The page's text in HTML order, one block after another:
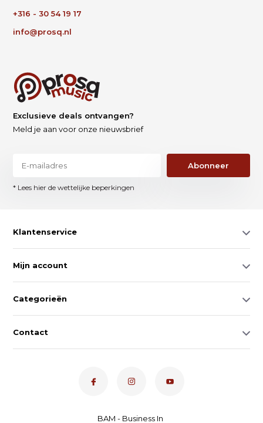
+316 - 30 54 19 17
info@prosq.nl
Exclusieve deals ontvangen?
Meld je aan voor onze nieuwsbrief
Abonneer
* Lees hier de wettelijke beperkingen
Klantenservice
Mijn account
Categorieën
Contact